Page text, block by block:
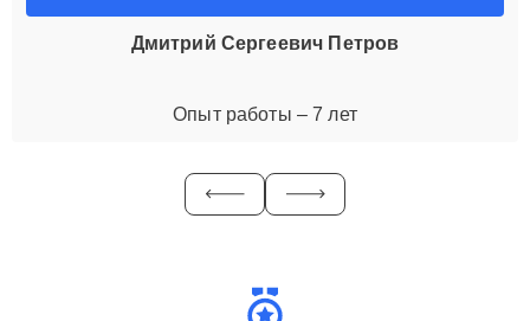
Дмитрий Сергеевич Петров
Опыт работы – 7 лет